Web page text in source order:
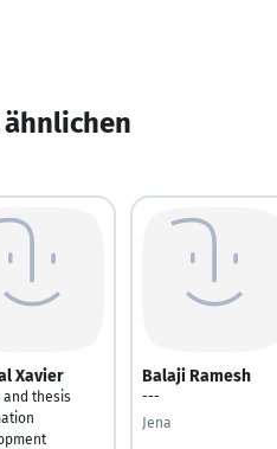
Xavier
thesis
Balaji Ramesh
---
Jena